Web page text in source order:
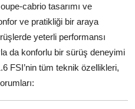
cabrio tasarımı ve
ve pratikliği bir araya
yeterli performansı
da konforlu bir sürüş deneyimi
FSI’nin tüm teknik özellikleri,